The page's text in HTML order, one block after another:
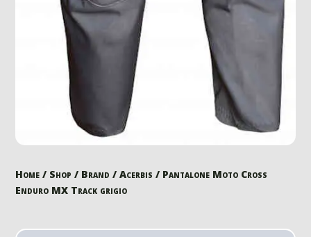
Home / Shop / Brand /Acerbis / Pantalone Moto Cross
Enduro MX Track grigio